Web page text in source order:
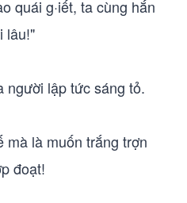
quái g·iết, ta cùng hắn
lâu!"
người lập tức sáng tỏ.
mà là muốn trắng trợn
đoạt!